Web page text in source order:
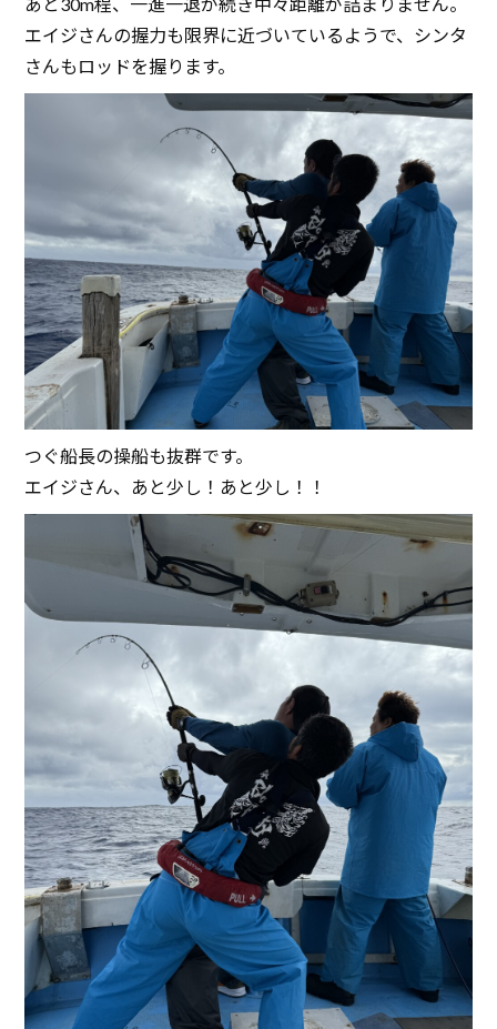
エイジさんの握力も限界に近づいているようで、シンタ
さんもロッドを握ります。
つぐ船長の操船も抜群です。
エイジさん、あと少し！あと少し！！